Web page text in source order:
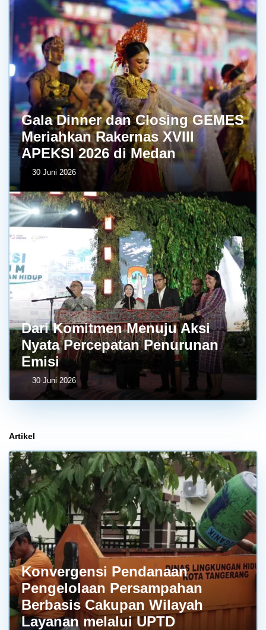
Gala Dinner dan Closing GEMES
Meriahkan Rakernas XVIII
APEKSI 2026 di Medan
30 Juni 2026
Dari Komitmen Menuju Aksi
Nyata Percepatan Penurunan
Emisi
30 Juni 2026
Artikel
Konvergensi Pendanaan
Pengelolaan Persampahan
Berbasis Cakupan Wilayah
Layanan melalui UPTD